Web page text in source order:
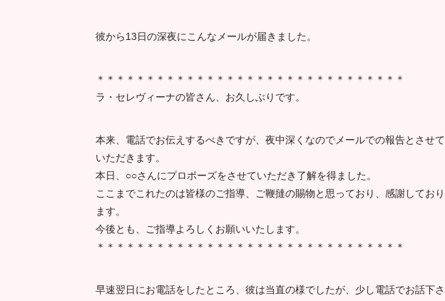
彼から13日の深夜にこんなメールが届きました。
＊＊＊＊＊＊＊＊＊＊＊＊＊＊＊＊＊＊＊＊＊＊＊＊＊＊＊＊＊＊＊
ラ・セレヴィーナの皆さん、お久しぶりです。
本来、電話でお伝えするべきですが、夜中深くなのでメールでの報告とさせて
いただきます。
本日、○○さんにプロポーズをさせていただき了解を得ました。
ここまでこれたのは皆様のご指導、ご鞭撻の賜物と思っており、感謝しており
ます。
今後とも、ご指導よろしくお願いいたします。
＊＊＊＊＊＊＊＊＊＊＊＊＊＊＊＊＊＊＊＊＊＊＊＊＊＊＊＊＊＊＊
早速翌日にお電話をしたところ、彼は当直の様でしたが、少し電話でお話下さ